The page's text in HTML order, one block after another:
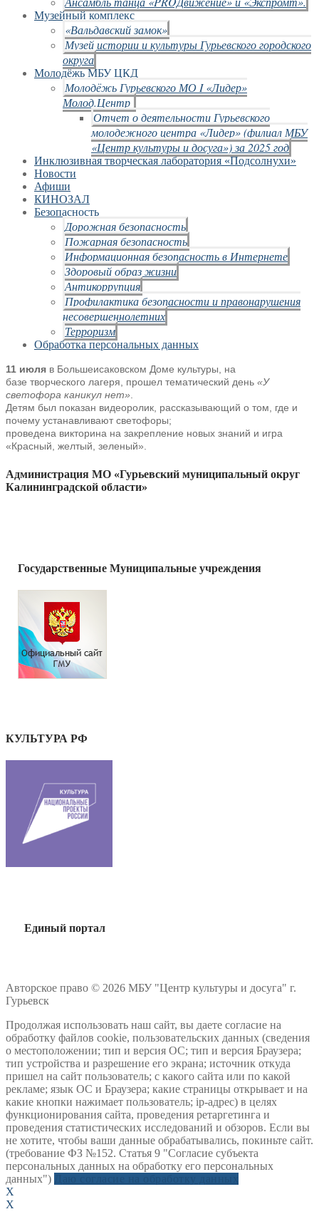
Музейный комплекс
«Вальдавский замок»
Музей истории и культуры Гурьевского городского
округа
Молодёжь МБУ ЦКД
Молодёжь Гурьевского МО I «Лидер»
Молод.Центр
Отчет о деятельности Гурьевского
молодежного центра «Лидер» (филиал МБУ
«Центр культуры и досуга») за 2025 год
Инклюзивная творческая лаборатория «Подсолнухи»
Новости
Афиши
КИНОЗАЛ
Безопасность
Дорожная безопасность
Пожарная безопасность
Информационная безопасность в Интернете
Здоровый образ жизни
Антикоррупция
Профилактика безопасности и правонарушения
несовершеннолетних
Терроризм
Обработка персональных данных
11 июля в Большеисаковском Доме культуры, на
базе творческого лагеря, прошел тематический день «У
светофора каникул нет».
Детям был показан видеоролик, рассказывающий о том, где и
почему устанавливают светофоры;
проведена викторина на закрепление новых знаний и игра
«Красный, желтый, зеленый».
Администрация МО «Гурьевский муниципальный округ
Калининградской области»
Государственные Муниципальные учреждения
КУЛЬТУРА РФ
Единый портал
Авторское право © 2026 МБУ "Центр культуры и досуга" г.
Гурьевск
Продолжая использовать наш сайт, вы даете согласие на
обработку файлов cookie, пользовательских данных (сведения
о местоположении; тип и версия ОС; тип и версия Браузера;
тип устройства и разрешение его экрана; источник откуда
пришел на сайт пользователь; с какого сайта или по какой
рекламе; язык ОС и Браузера; какие страницы открывает и на
какие кнопки нажимает пользователь; ip-адрес) в целях
функционирования сайта, проведения ретаргетинга и
проведения статистических исследований и обзоров. Если вы
не хотите, чтобы ваши данные обрабатывались, покиньте сайт.
(требование ФЗ №152. Статья 9 "Согласие субъекта
персональных данных на обработку его персональных
данных")
X
X